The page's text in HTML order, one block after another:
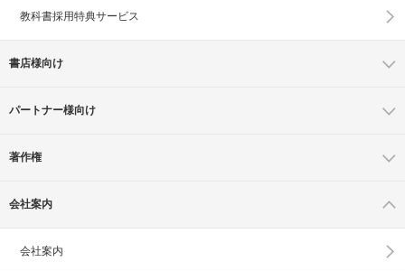
教科書採用特典サービス
書店様向け
パートナー様向け
著作権
会社案内
会社案内